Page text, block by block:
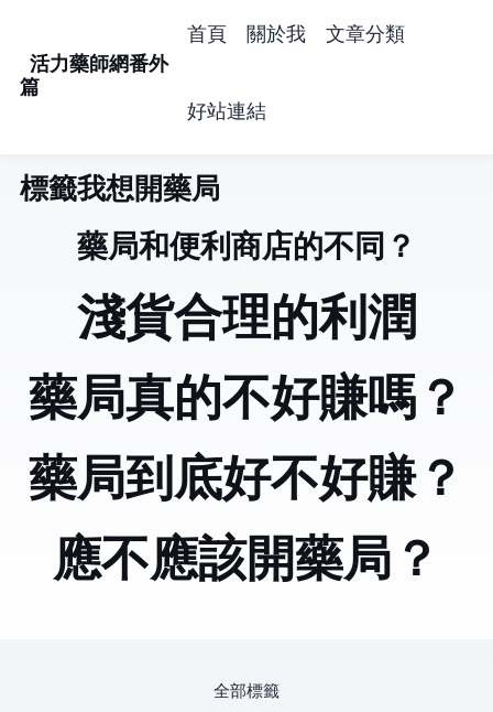
活力藥師網番外
篇
首頁 關於我 文章分類
好站連結
標籤: 我想開藥局 (5)
藥局和便利商店的不同？
淺貨合理的利潤
藥局真的不好賺嗎？
藥局到底好不好賺？
應不應該開藥局？
全部標籤